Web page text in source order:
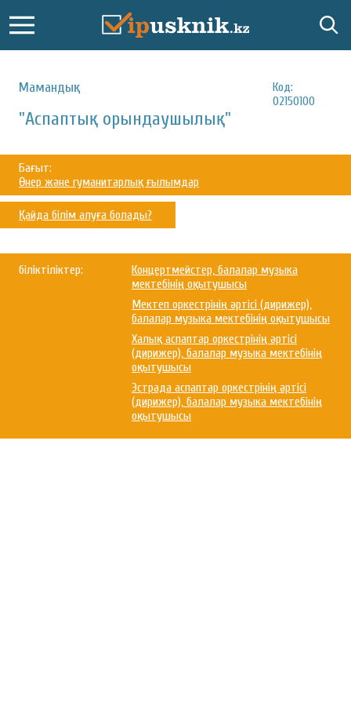
Мамандық:
Код:
02150100
"Аспаптық орындаушылық"
Бағыт:
Өнер және гуманитарлық ғылымдар
Қайда білім алуға болады?
біліктіліктер:
Концертмейстер, балалар музыка
мектебінің оқытушысы
Мектеп оркестрінің әртісі (дирижер),
балалар музыка мектебінің оқытушысы
Халық аспаптар оркестрінің әртісі
(дирижер), балалар музыка мектебінің
оқытушысы
Эстрада аспаптар оркестрінің әртісі
(дирижер), балалар музыка мектебінің
оқытушысы